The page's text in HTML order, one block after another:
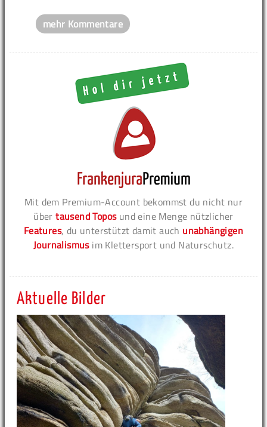
mehr Kommentare
Mit dem Premium-Account bekommst du nicht nur
übertausend Toposund eine Menge nützlicher
Features, du unterstützt damit auch unabhängigen
Journalismusim Klettersport und Naturschutz.
Aktuelle Bilder